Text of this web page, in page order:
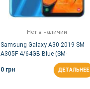
Нет в наличии
Samsung Galaxy A30 2019 SM-
A305F 4/64GB Blue (SM-
0 грн
ДЕТАЛЬНЕЕ